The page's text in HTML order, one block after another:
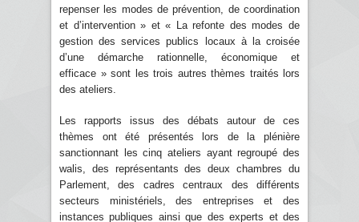
repenser les modes de prévention, de coordination
et d’intervention » et « La refonte des modes de
gestion des services publics locaux à la croisée
d’une démarche rationnelle, économique et
efficace » sont les trois autres thèmes traités lors
des ateliers.
Les rapports issus des débats autour de ces
thèmes ont été présentés lors de la plénière
sanctionnant les cinq ateliers ayant regroupé des
walis, des représentants des deux chambres du
Parlement, des cadres centraux des différents
secteurs ministériels, des entreprises et des
instances publiques ainsi que des experts et des